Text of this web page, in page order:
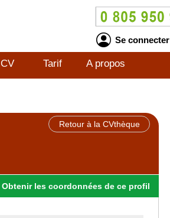
Se connecter
Tarif A propos
Retour à la CVthèque
Obtenir les coordonnées de ce profil